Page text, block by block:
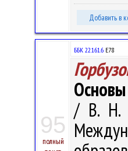
Добавить в
95
полный
ББК 22.161.6 Е78
/ В. Н.